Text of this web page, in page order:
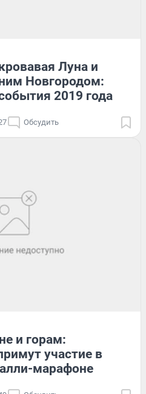
Луна и
Новгородом:
2019 года
Обсудить
и горам:
участие в
марафоне